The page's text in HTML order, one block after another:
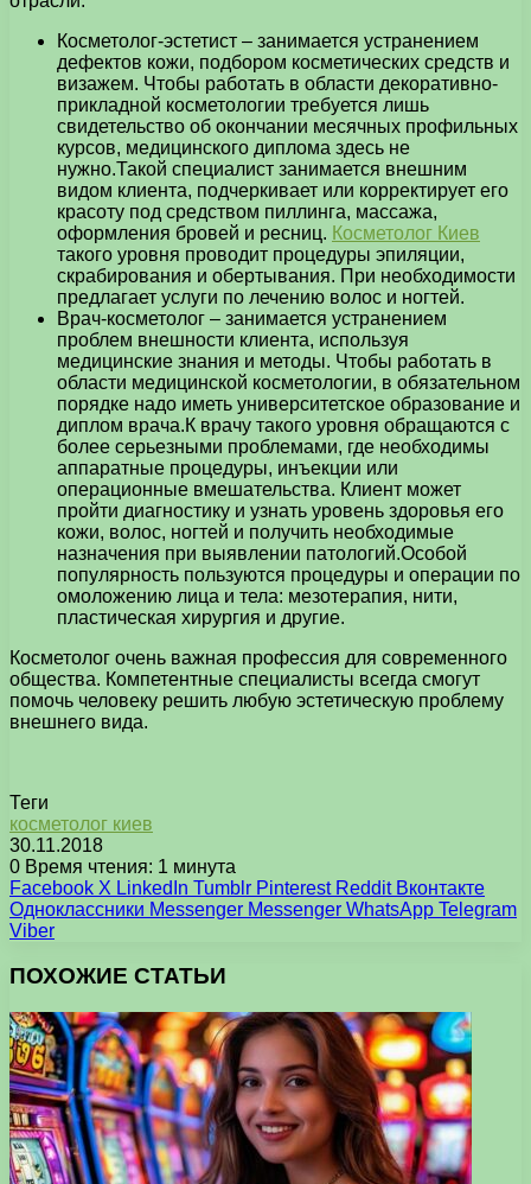
Косметолог-эстетист – занимается устранением
дефектов кожи, подбором косметических средств и
визажем. Чтобы работать в области декоративно-
прикладной косметологии требуется лишь
свидетельство об окончании месячных профильных
курсов, медицинского диплома здесь не
нужно.Такой специалист занимается внешним
видом клиента, подчеркивает или корректирует его
красоту под средством пиллинга, массажа,
оформления бровей и ресниц. Косметолог Киев
такого уровня проводит процедуры эпиляции,
скрабирования и обертывания. При необходимости
предлагает услуги по лечению волос и ногтей.
Врач-косметолог – занимается устранением
проблем внешности клиента, используя
медицинские знания и методы. Чтобы работать в
области медицинской косметологии, в обязательном
порядке надо иметь университетское образование и
диплом врача.К врачу такого уровня обращаются с
более серьезными проблемами, где необходимы
аппаратные процедуры, инъекции или
операционные вмешательства. Клиент может
пройти диагностику и узнать уровень здоровья его
кожи, волос, ногтей и получить необходимые
назначения при выявлении патологий.Особой
популярность пользуются процедуры и операции по
омоложению лица и тела: мезотерапия, нити,
пластическая хирургия и другие.
Косметолог очень важная профессия для современного
общества. Компетентные специалисты всегда смогут
помочь человеку решить любую эстетическую проблему
внешнего вида.
Теги
косметолог киев
30.11.2018
0 Время чтения: 1 минута
Facebook X LinkedIn Tumblr Pinterest Reddit Вконтакте
Одноклассники Messenger Messenger WhatsApp Telegram
Viber
ПОХОЖИЕ СТАТЬИ